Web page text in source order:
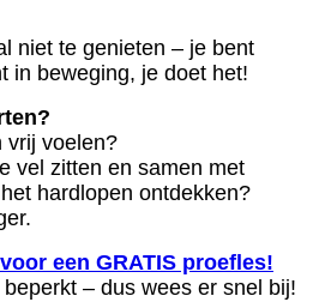
niet te genieten – je bent
in beweging, je doet het!
vrij voelen?
vel zitten en samen met
hardlopen ontdekken?
een GRATIS proefles!
– dus wees er snel bij!